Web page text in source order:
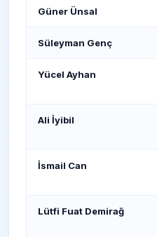
Güner Ünsal
Süleyman Genç
Yücel Ayhan
Ali İyibil
İsmail Can
Lütfi Fuat Demirağ